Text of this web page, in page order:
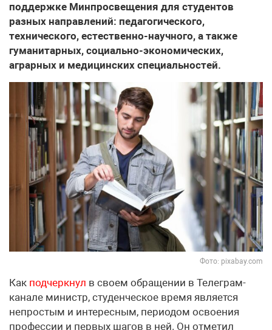
поддержке Минпросвещения для студентов
разных направлений: педагогического,
технического, естественно-научного, а также
гуманитарных, социально-экономических,
аграрных и медицинских специальностей.
Фото: pixabay.com
Как подчеркнул в своем обращении в Телеграм-
канале министр, студенческое время является
непростым и интересным, периодом освоения
профессии и первых шагов в ней. Он отметил